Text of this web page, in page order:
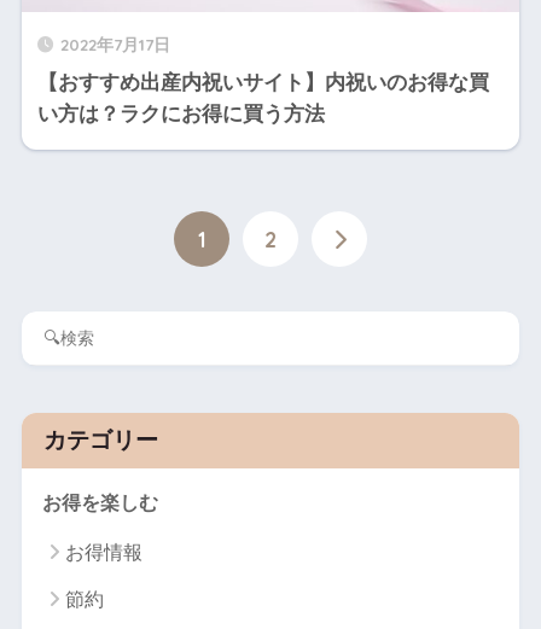
2022年7月17日
【おすすめ出産内祝いサイト】内祝いのお得な買
い方は？ラクにお得に買う方法
1 2
カテゴリー
お得を楽しむ
お得情報
節約